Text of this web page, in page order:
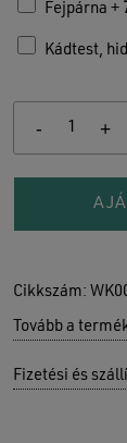
Fejpárna +
Kádtest,
Cikkszám:
Tovább a
Fizetési és